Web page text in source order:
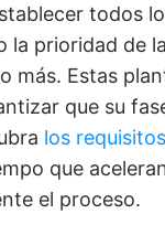
todos
la prioridad de
más. Estas
que su
los requisitos
que
el proceso.